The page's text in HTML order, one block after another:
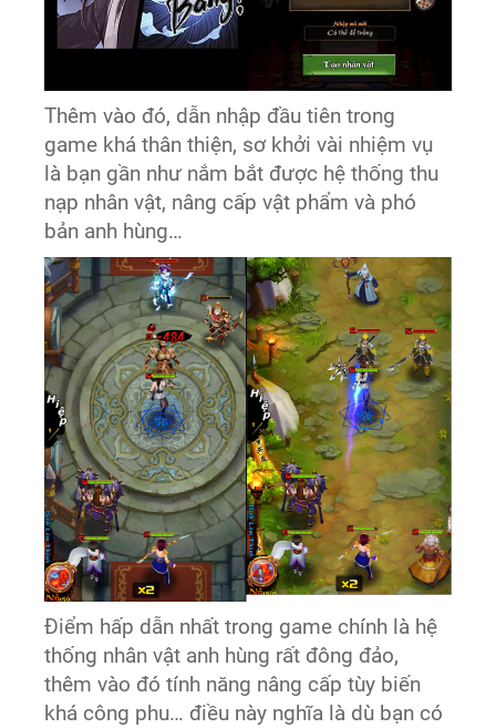
Thêm vào đó, dẫn nhập đầu tiên trong
game khá thân thiện, sơ khởi vài nhiệm vụ
là bạn gần như nắm bắt được hệ thống thu
nạp nhân vật, nâng cấp vật phẩm và phó
bản anh hùng…
Điểm hấp dẫn nhất trong game chính là hệ
thống nhân vật anh hùng rất đông đảo,
thêm vào đó tính năng nâng cấp tùy biến
khá công phu… điều này nghĩa là dù bạn có